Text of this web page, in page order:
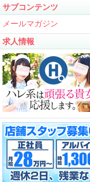
サブコンテンツ
メールマガジン
求人情報